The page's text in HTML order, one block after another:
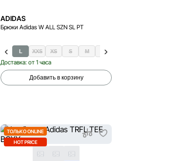
ADIDAS
Брюки Adidas W ALL SZN SL PT
L XXS XS S M XL
Доставка: от 1 часа
Добавить в корзину
ТОЛЬКО ONLINE
HOT PRICE